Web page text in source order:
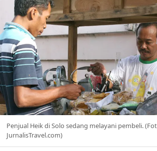
Penjual Heik di Solo sedang melayani pembeli.
JurnalisTravel.com)